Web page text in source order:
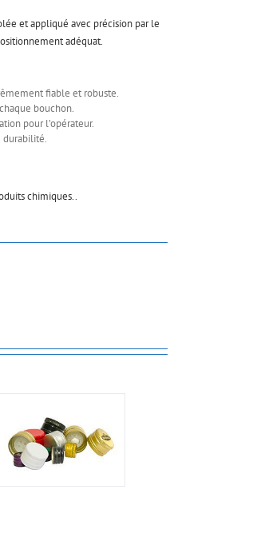
et appliqué avec précision par le
adéquat.
fiable et robuste.
bouchon.
pour l’opérateur.
durabilité.
chimiques..